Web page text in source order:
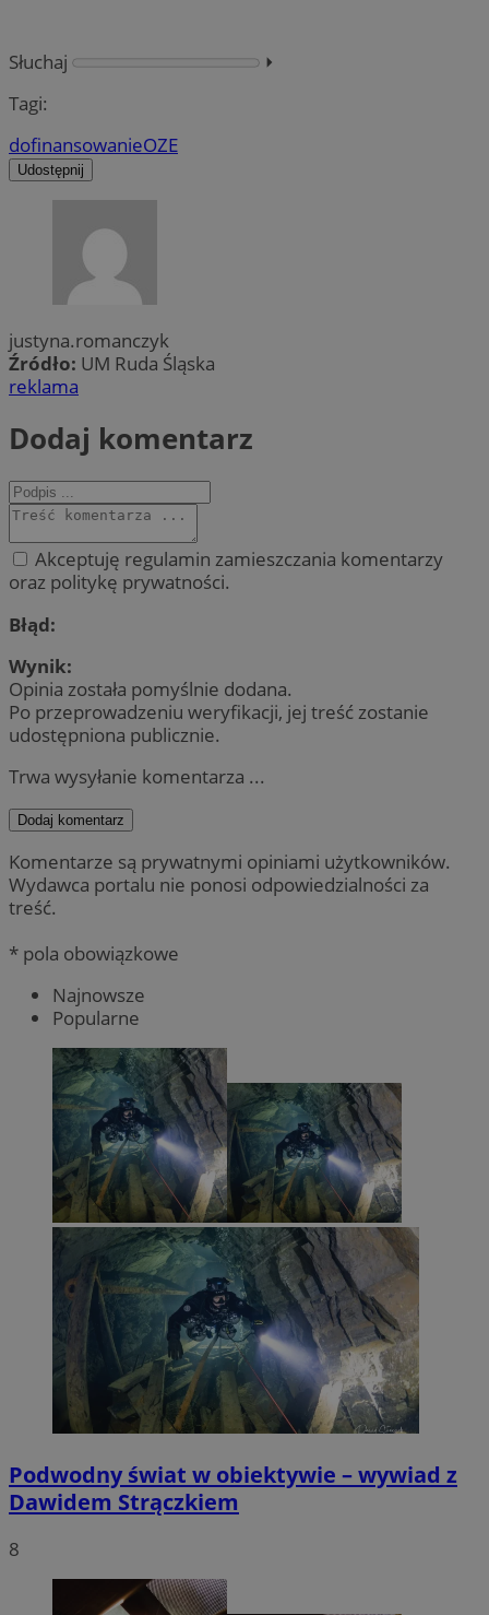
Słuchaj
⏵︎
Tagi:
dofinansowanieOZE
Udostępnij
justyna.romanczyk
Źródło: UM Ruda Śląska
reklama
Dodaj komentarz
Akceptuję regulamin zamieszczania komentarzy
oraz politykę prywatności.
Błąd:
Wynik:
Opinia została pomyślnie dodana.
Po przeprowadzeniu weryfikacji, jej treść zostanie
udostępniona publicznie.
Trwa wysyłanie komentarza ...
Dodaj komentarz
Komentarze są prywatnymi opiniami użytkowników.
Wydawca portalu nie ponosi odpowiedzialności za
treść.
* pola obowiązkowe
Najnowsze
Popularne
Podwodny świat w obiektywie – wywiad z
Dawidem Strączkiem
8